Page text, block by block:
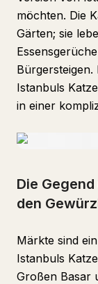
möchten. Die
Gärten; sie
Bürgersteigen.
Istanbuls
in einer
Die
den
Märkte sind
Istanbuls
Großen Basar